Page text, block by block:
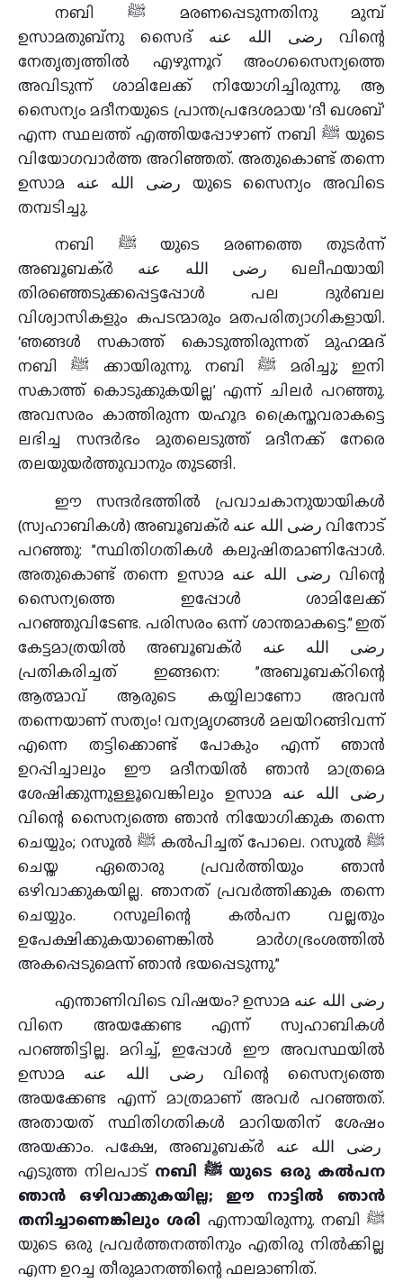
നബി ﷺ മരണപ്പെടുന്നതിനു മുമ്പ്
ഉസാമതുബ്‌നു സൈദ് رضى الله عنه വിന്റെ
നേതൃത്വത്തില്‍ എഴുന്നൂറ് അംഗസൈന്യത്തെ
അവിടുന്ന് ശാമിലേക്ക് നിയോഗിച്ചിരുന്നു. ആ
സൈന്യം മദീനയുടെ പ്രാന്തപ്രദേശമായ ‘ദീ ഖശബ്’
എന്ന സ്ഥലത്ത് എത്തിയപ്പോഴാണ് നബി ﷺ യുടെ
വിയോഗവാര്‍ത്ത അറിഞ്ഞത്. അതുകൊണ്ട് തന്നെ
ഉസാമ رضى الله عنه യുടെ സൈന്യം അവിടെ
തമ്പടിച്ചു.
നബി ﷺ യുടെ മരണത്തെ തുടര്‍ന്ന്
അബൂബക്ര്‍ رضى الله عنه ഖലീഫയായി
തിരഞ്ഞെടുക്കപ്പെട്ടപ്പോള്‍ പല ദുര്‍ബല
വിശ്വാസികളും കപടന്മാരും മതപരിത്യാഗികളായി.
‘ഞങ്ങള്‍ സകാത്ത് കൊടുത്തിരുന്നത് മുഹമ്മദ്
നബി ﷺ ക്കായിരുന്നു. നബി ﷺ മരിച്ചു; ഇനി
സകാത്ത് കൊടുക്കുകയില്ല’ എന്ന് ചിലര്‍ പറഞ്ഞു.
അവസരം കാത്തിരുന്ന യഹൂദ ക്രൈസ്തവരാകട്ടെ
ലഭിച്ച സന്ദര്‍ഭം മുതലെടുത്ത് മദീനക്ക് നേരെ
തലയുയര്‍ത്തുവാനും തുടങ്ങി.
ഈ സന്ദര്‍ഭത്തില്‍ പ്രവാചകാനുയായികള്‍
(സ്വഹാബികള്‍) അബൂബക്ര്‍ رضى الله عنه വിനോട്
പറഞ്ഞു: ”സ്ഥിതിഗതികള്‍ കലുഷിതമാണിപ്പോള്‍.
അതുകൊണ്ട് തന്നെ ഉസാമ رضى الله عنه വിന്റെ
സൈന്യത്തെ ഇപ്പോള്‍ ശാമിലേക്ക്
പറഞ്ഞുവിടേണ്ട. പരിസരം ഒന്ന് ശാന്തമാകട്ടെ.” ഇത്
കേട്ടമാത്രയില്‍ അബൂബക്ര്‍ رضى الله عنه
പ്രതികരിച്ചത് ഇങ്ങനെ: ”അബൂബക്‌റിന്റെ
ആത്മാവ് ആരുടെ കയ്യിലാണോ അവന്‍
തന്നെയാണ് സത്യം! വന്യമൃഗങ്ങള്‍ മലയിറങ്ങിവന്ന്
എന്നെ തട്ടിക്കൊണ്ട് പോകും എന്ന് ഞാന്‍
ഉറപ്പിച്ചാലും ഈ മദീനയില്‍ ഞാന്‍ മാത്രമെ
ശേഷിക്കുന്നുള്ളൂവെങ്കിലും ഉസാമ رضى الله عنه
വിന്റെ സൈന്യത്തെ ഞാന്‍ നിയോഗിക്കുക തന്നെ
ചെയ്യും; റസൂല്‍ ﷺ കല്‍പിച്ചത് പോലെ. റസൂല്‍ ﷺ
ചെയ്ത ഏതൊരു പ്രവര്‍ത്തിയും ഞാന്‍
ഒഴിവാക്കുകയില്ല. ഞാനത് പ്രവര്‍ത്തിക്കുക തന്നെ
ചെയ്യും. റസൂലിന്റെ കല്‍പന വല്ലതും
ഉപേക്ഷിക്കുകയാണെങ്കില്‍ മാര്‍ഗഭ്രംശത്തില്‍
അകപ്പെടുമെന്ന് ഞാന്‍ ഭയപ്പെടുന്നു.”
എന്താണിവിടെ വിഷയം? ഉസാമ رضى الله عنه
വിനെ അയക്കേണ്ട എന്ന് സ്വഹാബികള്‍
പറഞ്ഞിട്ടില്ല. മറിച്ച്, ഇപ്പോള്‍ ഈ അവസ്ഥയില്‍
ഉസാമ رضى الله عنه വിന്റെ സൈന്യത്തെ
അയക്കേണ്ട എന്ന് മാത്രമാണ് അവര്‍ പറഞ്ഞത്.
അതായത് സ്ഥിതിഗതികള്‍ മാറിയതിന് ശേഷം
അയക്കാം. പക്ഷേ, അബൂബക്ര്‍ رضى الله عنه
എടുത്ത നിലപാട് നബി ﷺ യുടെ ഒരു കല്‍പന
ഞാന്‍ ഒഴിവാക്കുകയില്ല; ഈ നാട്ടില്‍ ഞാന്‍
തനിച്ചാണെങ്കിലും ശരി എന്നായിരുന്നു. നബി ﷺ
യുടെ ഒരു പ്രവര്‍ത്തനത്തിനും എതിരു നില്‍ക്കില്ല
എന്ന ഉറച്ച തീരുമാനത്തിന്റെ ഫലമാണിത്.